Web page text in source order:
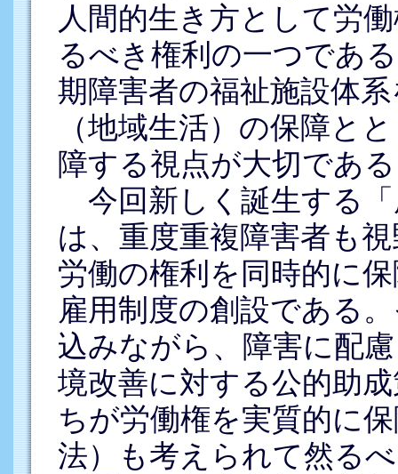
人間的生き方として労
るべき権利の一つであ
期障害者の福祉施設体
（地域生活）の保障と
障する視点が大切であ
今回新しく誕生する
は、重度重複障害者も
労働の権利を同時的に
雇用制度の創設である
込みながら、障害に配
境改善に対する公的助
ちが労働権を実質的に
法）も考えられて然る